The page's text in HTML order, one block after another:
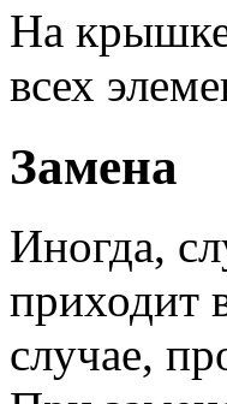
На крышке
всех
Замена
Иногда,
приходит
случае,